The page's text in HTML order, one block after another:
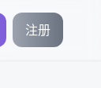
注册